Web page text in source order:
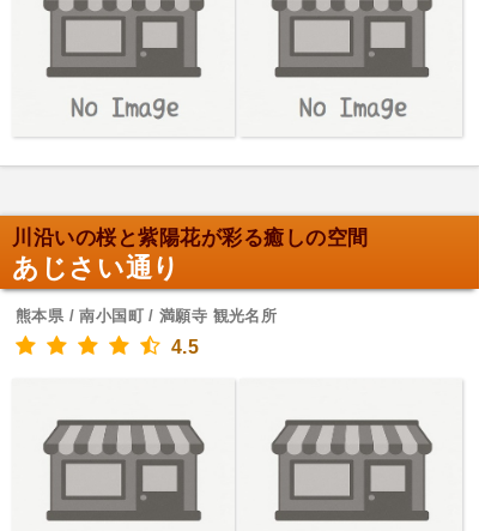
川沿いの桜と紫陽花が彩る癒しの空間
あじさい通り
熊本県 / 南小国町 / 満願寺 観光名所
4.5